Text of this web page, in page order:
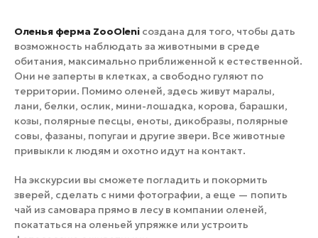
Оленья ферма ZooOleni создана для того, чтобы дать
возможность наблюдать за животными в среде
обитания, максимально приближенной к естественной.
Они не заперты в клетках, а свободно гуляют по
территории. Помимо оленей, здесь живут маралы,
лани, белки, ослик, мини-лошадка, корова, барашки,
козы, полярные песцы, еноты, дикобразы, полярные
совы, фазаны, попугаи и другие звери. Все животные
привыкли к людям и охотно идут на контакт.
На экскурсии вы сможете погладить и покормить
зверей, сделать с ними фотографии, а еще — попить
чай из самовара прямо в лесу в компании оленей,
покататься на оленьей упряжке или устроить